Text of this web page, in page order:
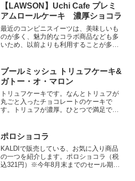
イーツも隅にお...
【LAWSON】Uchi Cafe プレミ
アムロールケーキ 濃厚ショコラ
最近のコンビニスイーツは、美味しいも
のが多く、魅力的なコラボ商品なども多
いため、以前よりも利用することが多く
レミアムロールケーキの期間限定「濃厚
ショコラ」です。...
ブールミッシュ トリュフケーキ&
ガトー・オ・マロン
トリュフケーキです。なんとトリュフが
丸ごと入ったチョコレートのケーキで
す。トリュフが濃厚。ひとつで満足で
ロン・グラッセは栗をシロップ漬けして
砂糖がけをしたとても甘い品で...
ポロショコラ
KALDIで販売している、お気に入り商品
の一つを紹介します。ポロショコラ（税
込321円）※今年8月末までのセール期間